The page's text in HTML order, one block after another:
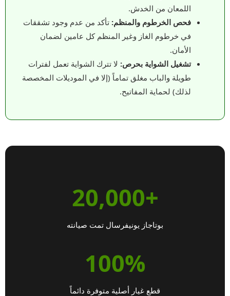
اللمعان من الخدش.
فحص الخرطوم والمنظم: تأكد من عدم وجود تشققات
في خرطوم الغاز وغير المنظم كل عامين لضمان
الأمان.
تشغيل الشواية بحرص: لا تترك الشواية تعمل لفترات
طويلة والباب مغلق تماماً (إلا في الموديلات المخصصة
لذلك) لحماية المفاتيح.
+20,000
بوتاجاز يونيفرسال تمت صيانته
100%
قطع غيار أصلية متوفرة دائماً